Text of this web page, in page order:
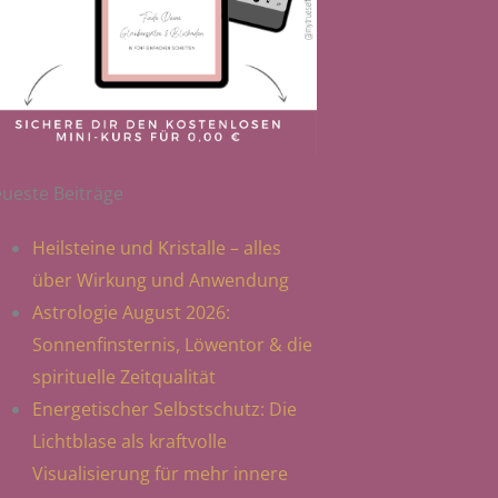
Beiträge
Heilsteine und Kristalle – alles
über Wirkung und Anwendung
Astrologie August 2026:
Sonnenfinsternis, Löwentor & die
spirituelle Zeitqualität
Energetischer Selbstschutz: Die
Lichtblase als kraftvolle
Visualisierung für mehr innere